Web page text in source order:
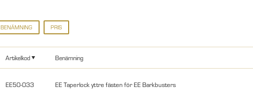
BENÄMNING PRIS
Artikelkod Benämning
EE50-033 EE Taperlock yttre fästen för EE Barkbusters